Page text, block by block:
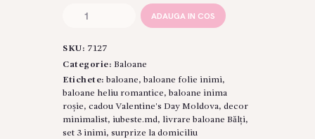
Baloane
"Trio
de
Inimi"
–
Articol:
7127
ADAUGA IN COS
SKU: 7127
Categorie: Baloane
Etichete: baloane, baloane folie inimi,
baloane heliu romantice, baloane inima
roșie, cadou Valentine's Day Moldova, decor
minimalist, iubeste.md, livrare baloane Bălți,
set 3 inimi, surprize la domiciliu